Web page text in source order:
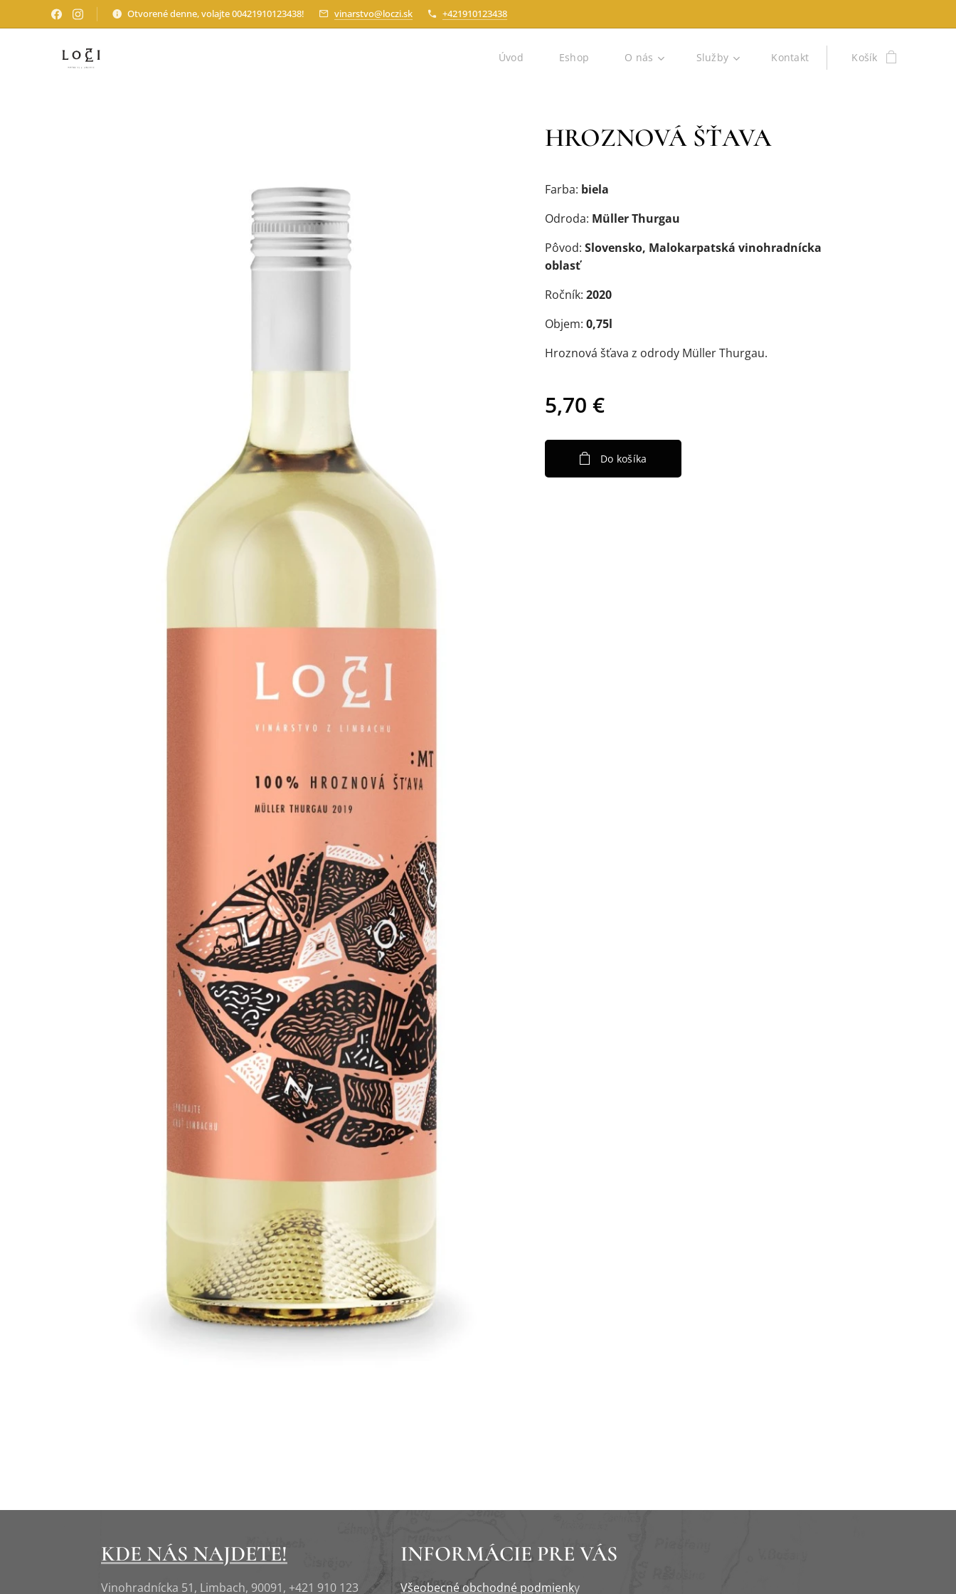
Otvorené denne, volajte 00421910123438! vinarstvo@loczi.sk +421910123438
Úvod Eshop O nás Služby Kontakt Košík
HROZNOVÁ ŠŤAVA
Farba: biela
Odroda: Müller Thurgau
Pôvod:Slovensko, Malokarpatská vinohradnícka
oblasť
Ročník:2020
Objem:0,75l
Hroznová šťava z odrody Müller Thurgau.
5,70 €
Do košíka
KDE NÁS NAJDETE!
Vinohradnícka 51, Limbach, 90091, +421 910 123
INFORMÁCIE PRE VÁS
Všeobecné obchodné podmienky